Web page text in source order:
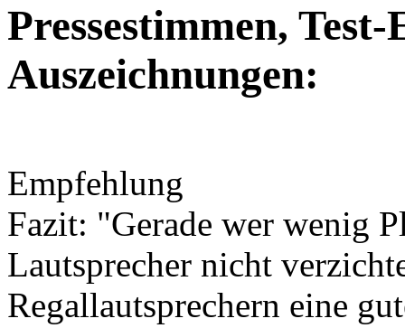
Pressestimmen,
Auszeichnungen:
Empfehlung
Fazit: "Gerade wer wenig
Lautsprecher nicht
Regallautsprechern eine